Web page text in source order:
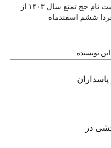
ثبت نام حج تمتع سال ۱۴۰۳ از
ششم اسفندماه
نویسنده
در